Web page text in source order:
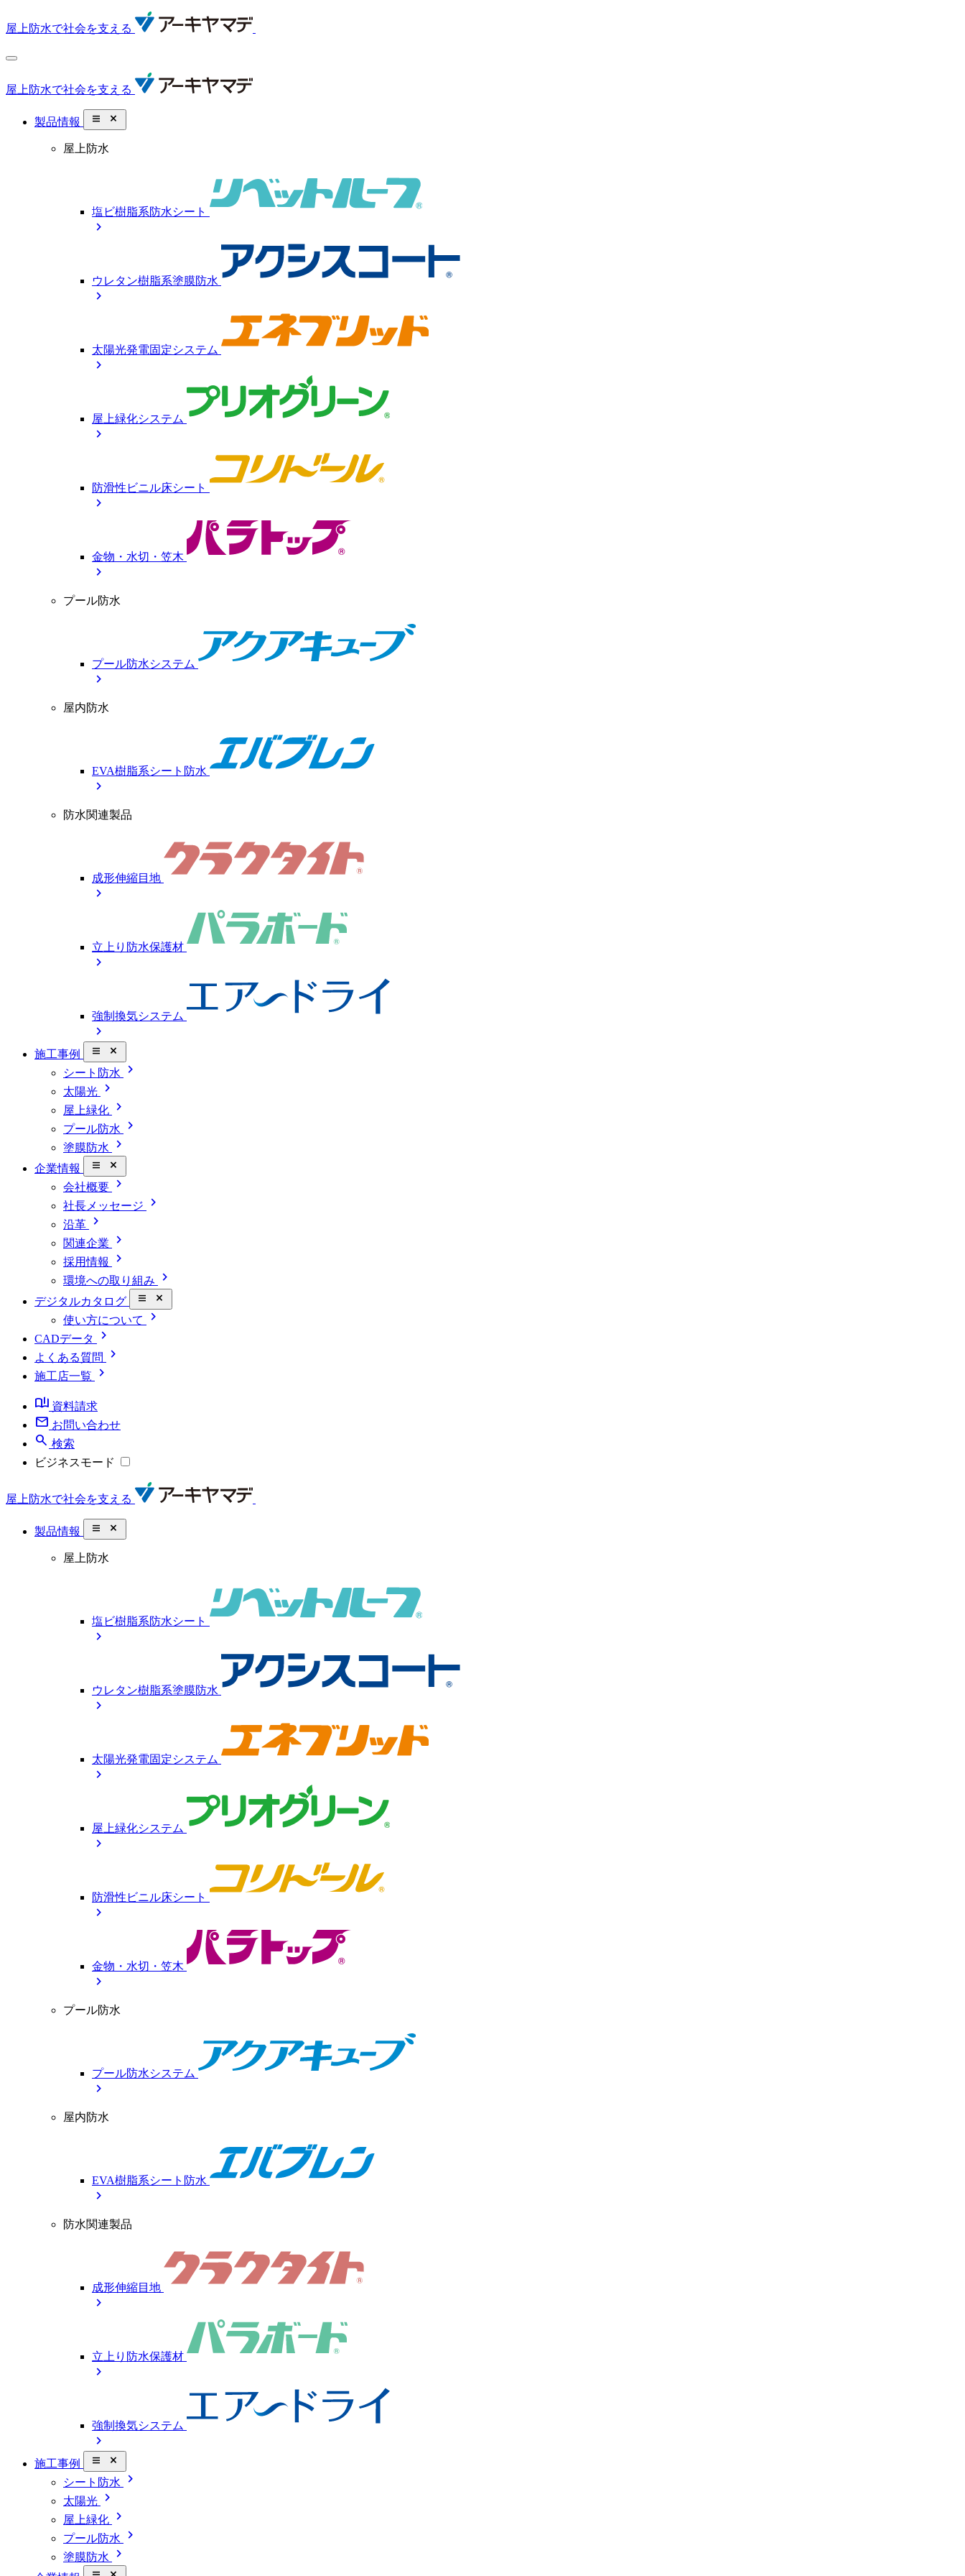
屋上防水で社会を支える
屋上防水で社会を支える
製品情報 close_small
屋上防水
塩ビ樹脂系防水シート
chevron_right
ウレタン樹脂系塗膜防水
chevron_right
太陽光発電固定システム
chevron_right
屋上緑化システム
chevron_right
防滑性ビニル床シート
chevron_right
金物・水切・笠木
chevron_right
プール防水
プール防水システム
chevron_right
屋内防水
EVA樹脂系シート防水
chevron_right
防水関連製品
成形伸縮目地
chevron_right
立上り防水保護材
chevron_right
強制換気システム
chevron_right
施工事例 close_small
シート防水 chevron_right
太陽光 chevron_right
屋上緑化 chevron_right
プール防水 chevron_right
塗膜防水 chevron_right
企業情報 close_small
会社概要 chevron_right
社長メッセージ chevron_right
沿革 chevron_right
関連企業 chevron_right
採用情報 chevron_right
環境への取り組み chevron_right
デジタルカタログ close_small
使い方について chevron_right
CADデータ chevron_right
よくある質問 chevron_right
施工店一覧
chevron_right
book_ribbon 資料請求
mail お問い合わせ
search 検索
ビジネスモード
屋上防水で社会を支える
製品情報 close_small
屋上防水
塩ビ樹脂系防水シート
chevron_right
ウレタン樹脂系塗膜防水
chevron_right
太陽光発電固定システム
chevron_right
屋上緑化システム
chevron_right
防滑性ビニル床シート
chevron_right
金物・水切・笠木
chevron_right
プール防水
プール防水システム
chevron_right
屋内防水
EVA樹脂系シート防水
chevron_right
防水関連製品
成形伸縮目地
chevron_right
立上り防水保護材
chevron_right
強制換気システム
chevron_right
施工事例 close_small
シート防水 chevron_right
太陽光 chevron_right
屋上緑化 chevron_right
プール防水 chevron_right
塗膜防水 chevron_right